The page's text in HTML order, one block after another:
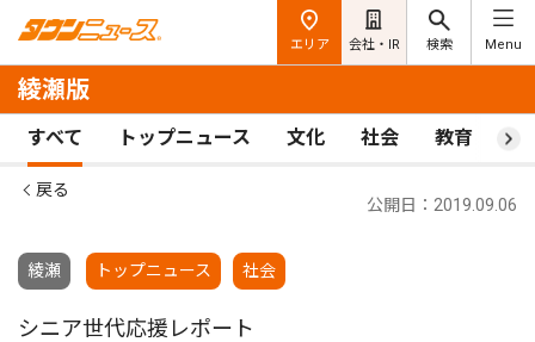
エリア 会社・IR 検索 Menu
綾瀬版
すべて トップニュース 文化 社会 教育 ス
戻る
綾瀬 トップニュース 社会
公開日：2019.09.06
シニア世代応援レポート